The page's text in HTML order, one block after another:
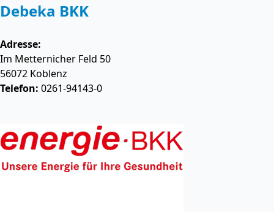
Debeka BKK
Adresse:
Im Metternicher Feld 50
56072 Koblenz
Telefon: 0261-94143-0